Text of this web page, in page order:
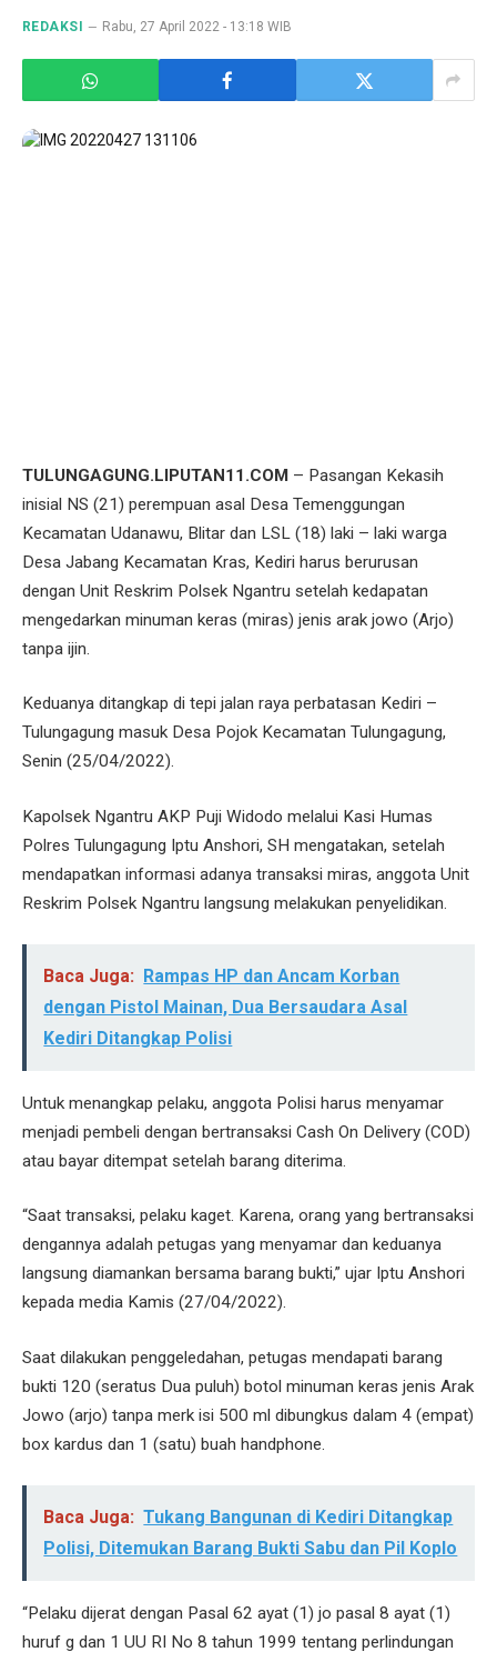
REDAKSI Rabu, 27 April 2022 - 13:18 WIB
TULUNGAGUNG.LIPUTAN11.COM – Pasangan Kekasih
inisial NS (21) perempuan asal Desa Temenggungan
Kecamatan Udanawu, Blitar dan LSL (18) laki – laki warga
Desa Jabang Kecamatan Kras, Kediri harus berurusan
dengan Unit Reskrim Polsek Ngantru setelah kedapatan
mengedarkan minuman keras (miras) jenis arak jowo (Arjo)
tanpa ijin.
Keduanya ditangkap di tepi jalan raya perbatasan Kediri –
Tulungagung masuk Desa Pojok Kecamatan Tulungagung,
Senin (25/04/2022).
Kapolsek Ngantru AKP Puji Widodo melalui Kasi Humas
Polres Tulungagung Iptu Anshori, SH mengatakan, setelah
mendapatkan informasi adanya transaksi miras, anggota Unit
Reskrim Polsek Ngantru langsung melakukan penyelidikan.
Baca Juga: Rampas HP dan Ancam Korban
dengan Pistol Mainan, Dua Bersaudara Asal
Kediri Ditangkap Polisi
Untuk menangkap pelaku, anggota Polisi harus menyamar
menjadi pembeli dengan bertransaksi Cash On Delivery (COD)
atau bayar ditempat setelah barang diterima.
“Saat transaksi, pelaku kaget. Karena, orang yang bertransaksi
dengannya adalah petugas yang menyamar dan keduanya
langsung diamankan bersama barang bukti,” ujar Iptu Anshori
kepada media Kamis (27/04/2022).
Saat dilakukan penggeledahan, petugas mendapati barang
bukti 120 (seratus Dua puluh) botol minuman keras jenis Arak
Jowo (arjo) tanpa merk isi 500 ml dibungkus dalam 4 (empat)
box kardus dan 1 (satu) buah handphone.
Baca Juga: Tukang Bangunan di Kediri Ditangkap
Polisi, Ditemukan Barang Bukti Sabu dan Pil Koplo
“Pelaku dijerat dengan Pasal 62 ayat (1) jo pasal 8 ayat (1)
huruf g dan 1 UU RI No 8 tahun 1999 tentang perlindungan